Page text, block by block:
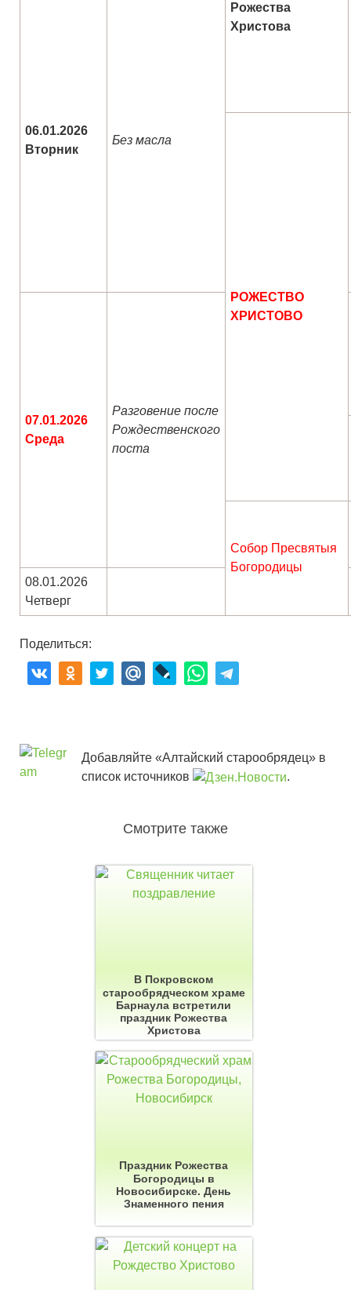
Рожества
Христова
06.01.2026
Вторник
Без масла
РОЖЕСТВО
ХРИСТОВО
07.01.2026
Среда
Разговение после
Рождественского
поста
Собор Пресвятыя
Богородицы
08.01.2026
Четверг
Поделиться:
Добавляйте «Алтайский старообрядец» в
список источников
.
Смотрите также
В Покровском
старообрядческом храме
Барнаула встретили
праздник Рожества
Христова
Праздник Рожества
Богородицы в
Новосибирске. День
Знаменного пения